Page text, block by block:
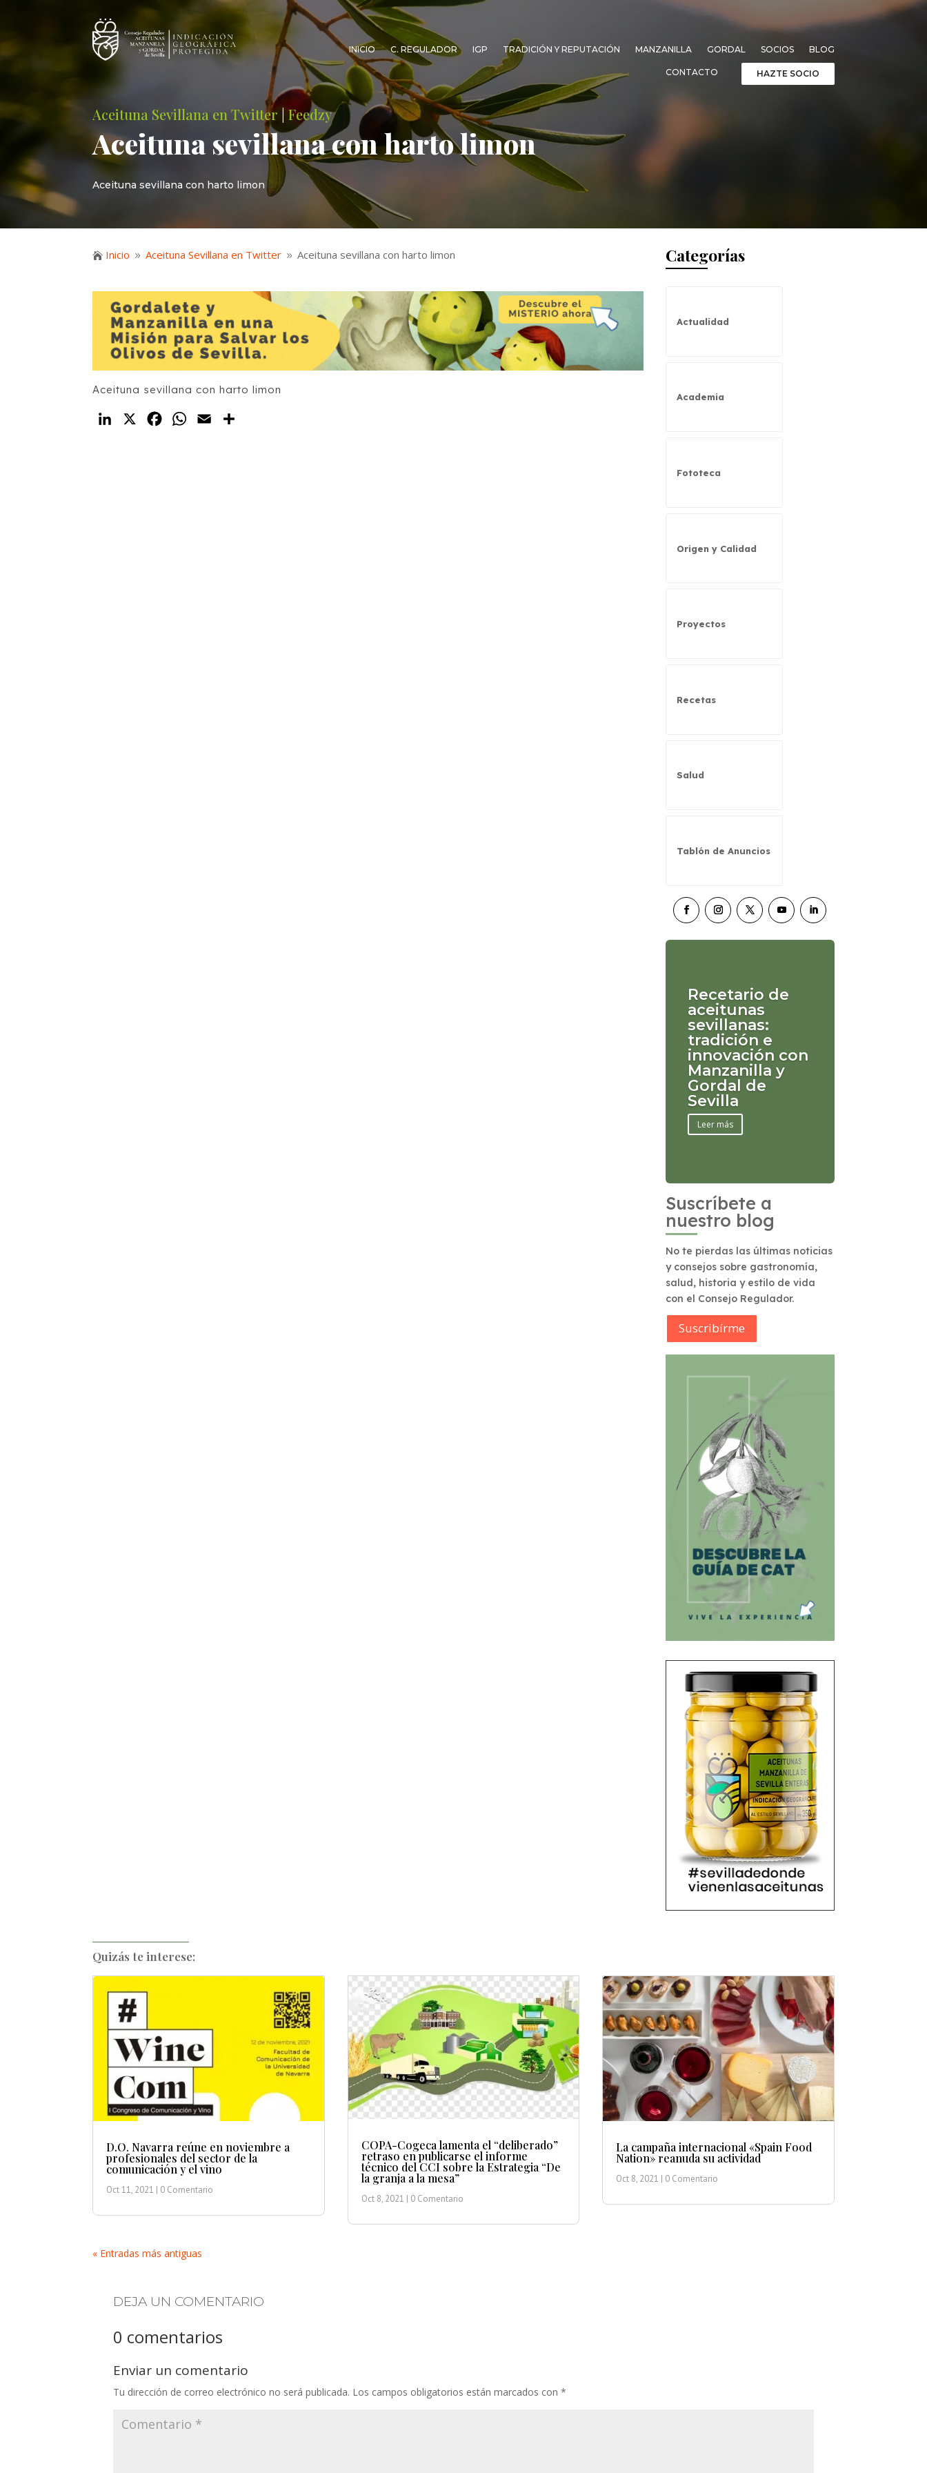
INICIO C. REGULADOR IGP TRADICIÓN Y REPUTACIÓN MANZANILLA GORDAL SOCIOS BLOG
CONTACTO HAZTE SOCIO
Aceituna Sevillana en Twitter |Feedzy
Aceituna sevillana con harto limon
Aceituna sevillana con harto limon
 Inicio 9 Aceituna Sevillana en Twitter 9 Aceituna sevillana con harto limon
Aceituna sevillana con harto limon
LinkedIn
X FacebookWhatsApp
Email
Categorías
Actualidad
Academia
Fototeca
Origen y Calidad
Proyectos
Recetas
Salud
Tablón de Anuncios
Recetario de
aceitunas
sevillanas:
tradición e
innovación con
Manzanilla y
Gordal de
Sevilla
Leer más
Suscríbete a
nuestro blog
No te pierdas las últimas noticias
y consejos sobre gastronomía,
salud, historia y estilo de vida
con el Consejo Regulador.
Suscribírme
Quizás te interese:
D.O. Navarra reúne en noviembre a
profesionales del sector de la
comunicación y el vino
Oct 11, 2021 | 0 Comentario
COPA-Cogeca lamenta el “deliberado”
retraso en publicarse el informe
técnico del CCI sobre la Estrategia “De
la granja a la mesa”
Oct 8, 2021 | 0 Comentario
La campaña internacional «Spain Food
Nation» reanuda su actividad
Oct 8, 2021 | 0 Comentario
« Entradas más antiguas
DEJA UN COMENTARIO
0 comentarios
Enviar un comentario
Tu dirección de correo electrónico no será publicada. Los campos obligatorios están marcados con*